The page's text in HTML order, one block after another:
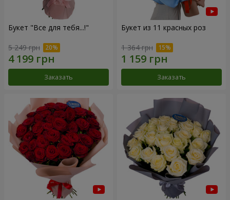
Букет "Все для тебя...!"
5 249 грн
Заказать
Букет из 11 красных роз
1 364 грн
Заказать